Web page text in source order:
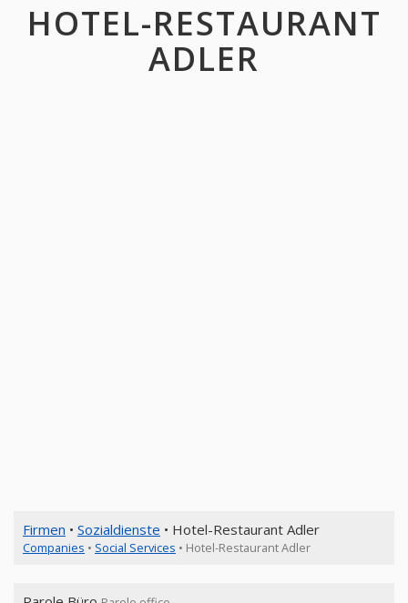
HOTEL-RESTAURANT
ADLER
Firmen • Sozialdienste • Hotel-Restaurant Adler
Companies • Social Services • Hotel-Restaurant Adler